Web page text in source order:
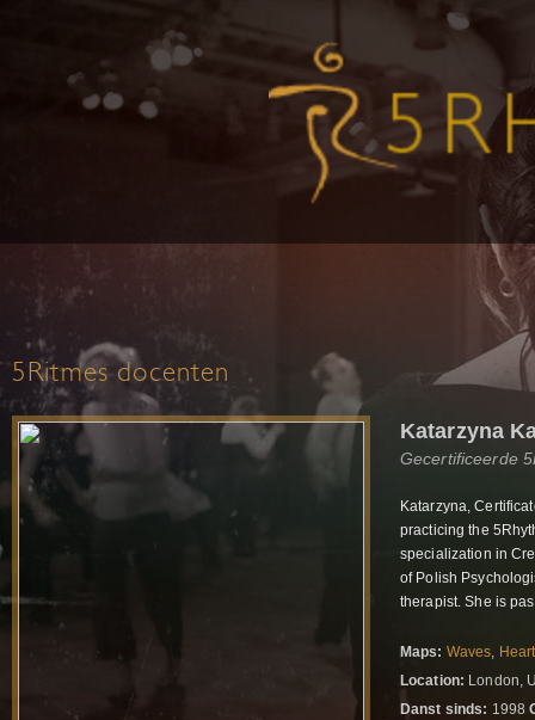
5Ritmes docenten
Katarzyna
Gecertificeerde
Katarzyna,
practicing the
specialization in
of Polish
therapist. She is
Maps: Waves,
Location: London,
Danst sinds: 1998